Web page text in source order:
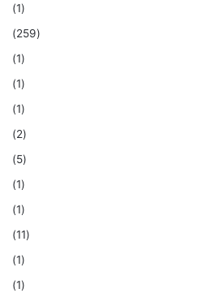
(1)
(259)
(1)
(1)
(1)
(2)
(5)
(1)
(1)
(11)
(1)
(1)